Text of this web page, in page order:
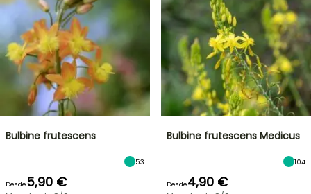
Bulbine frutescens
53
Desde5,90 €
Bulbine frutescens Medicus
104
Desde4,90 €